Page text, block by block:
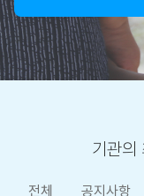
기관의
전체 공지사항